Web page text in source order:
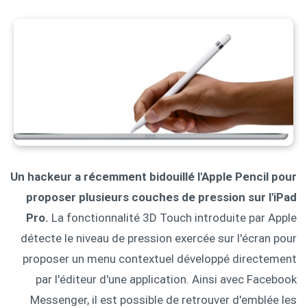
Un hackeur a récemment bidouillé l'Apple Pencil pour
proposer plusieurs couches de pression sur l'iPad
Pro. La fonctionnalité 3D Touch introduite par Apple
détecte le niveau de pression exercée sur l'écran pour
proposer un menu contextuel développé directement
par l'éditeur d'une application. Ainsi avec Facebook
Messenger, il est possible de retrouver d'emblée les